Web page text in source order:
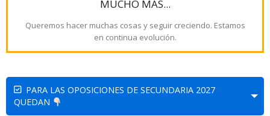
MUCHO MÁS...
Queremos hacer muchas cosas y seguir creciendo. Estamos
en continua evolución.
PARA LAS OPOSICIONES DE SECUNDARIA 2027
QUEDAN